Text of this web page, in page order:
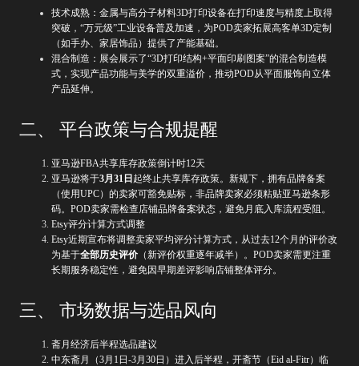
技术成熟：金属与高分子材料3D打印设备在打印速度与精度上取得
突破，“万元级”工业设备普及加速，为POD卖家拓展高客单3D定制
（如手办、家居饰品）提供了产能基础。
混合制造：展会展示了“3D打印结构+平面印刷图案”的混合制造模
式，实现产品功能与美学的双重溢价，推动POD从平面服饰向立体
产品延伸。
二、 平台政策与合规提醒
亚马逊FBA共享库存政策倒计时12天
亚马逊将于3月31日 起终止共享库存政策。新规下，拥有品牌备案
（使用UPC）的卖家可豁免贴标，非品牌卖家必须粘贴亚马逊条形
码。POD卖家需检查店铺品牌备案状态，避免月底入库流程受阻。
Etsy评分计算方式调整
Etsy近期宣布将调整卖家平均评分计算方式，从过去12个月的评价改
为基于全部历史评价 （新评价权重逐年减半）。POD卖家需更注重
长期服务稳定性，避免因早期差评影响店铺整体评分。
三、 市场数据与选品风向
斋月经济后半程选品建议
中东斋月（3月1日-3月30日）进入后半程，开斋节（Eid al-Fitr）临